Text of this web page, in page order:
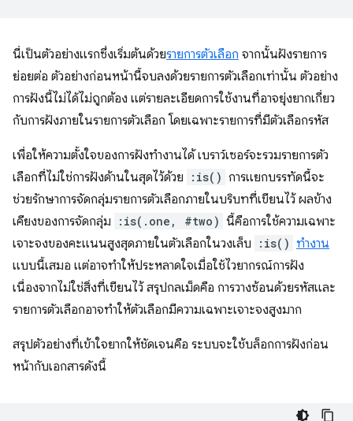
นี่เป็นตัวอย่างแรกซึ่งเริ่มต้นด้วยรายการตัวเลือก จากนั้นฝังรายการ
ย่อยต่อ ตัวอย่างก่อนหน้านี้จบลงด้วยรายการตัวเลือกเท่านั้น ตัวอย่าง
การฝังนี้ไม่ได้ไม่ถูกต้อง แต่รายละเอียดการใช้งานที่อาจยุ่งยากเกี่ยว
กับการฝังภายในรายการตัวเลือก โดยเฉพาะรายการที่มีตัวเลือกรหัส
เพื่อให้ความตั้งใจของการฝังทำงานได้ เบราว์เซอร์จะรวมรายการตัว
เลือกที่ไม่ใช่การฝังด้านในสุดไว้ด้วย
:is() การแยกบรรทัดนี้จะ
ช่วยรักษาการจัดกลุ่มรายการตัวเลือกภายในบริบทที่เขียนไว้ ผลข้าง
เคียงของการจัดกลุ่ม
:is(.one, #two) นี้คือการใช้ความเฉพาะ
เจาะจงของคะแนนสูงสุดภายในตัวเลือกในวงเล็บ
:is() ทํางาน
แบบนี้เสมอ แต่อาจทำให้ประหลาดใจเมื่อใช้ไวยากรณ์การฝัง
เนื่องจากไม่ใช่สิ่งที่เขียนไว้ สรุปกลเม็ดคือ การวางซ้อนด้วยรหัสและ
รายการตัวเลือกอาจทําให้ตัวเลือกมีความเฉพาะเจาะจงสูงมาก
สรุปตัวอย่างที่เข้าใจยากให้ชัดเจนคือ ระบบจะใช้บล็อกการฝังก่อน
หน้ากับเอกสารดังนี้